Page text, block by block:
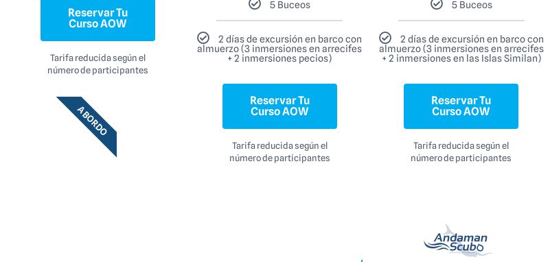
Reservar Tu
Curso AOW
Tarifa reducida según el
número de participantes
A BORDO
5 Buceos
2 días de excursión en barco con
almuerzo (3 inmersiones en arrecifes
+ 2 inmersiones pecios)
Reservar Tu
Curso AOW
Tarifa reducida según el
número de participantes
5 Buceos
2 días de excursión en barco con
almuerzo (3 inmersiones en arrecifes
+ 2 inmersiones en las Islas Similan)
Reservar Tu
Curso AOW
Tarifa reducida según el
número de participantes